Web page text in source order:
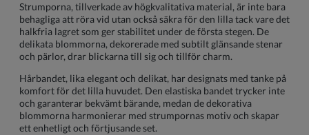
Strumporna, tillverkade av högkvalitativa material, är inte bara
behagliga att röra vid utan också säkra för den lilla tack vare det
halkfria lagret som ger stabilitet under de första stegen. De
delikata blommorna, dekorerade med subtilt glänsande stenar
och pärlor, drar blickarna till sig och tillför charm.
Hårbandet, lika elegant och delikat, har designats med tanke på
komfort för det lilla huvudet. Den elastiska bandet trycker inte
och garanterar bekvämt bärande, medan de dekorativa
blommorna harmonierar med strumpornas motiv och skapar
ett enhetligt och förtjusande set.